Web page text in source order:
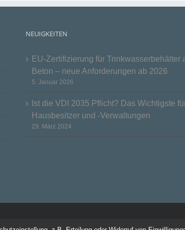
NEUIGKEITEN
EU-Zertifizierung für Trinkwasserbehälter
Beton – neue Anforderungen ab 2026
5. Januar 2026
Ist die VDI 2035 Pflicht? Das Wichtigste
Hausbesitzer und -Verwaltungen
29. März 2024